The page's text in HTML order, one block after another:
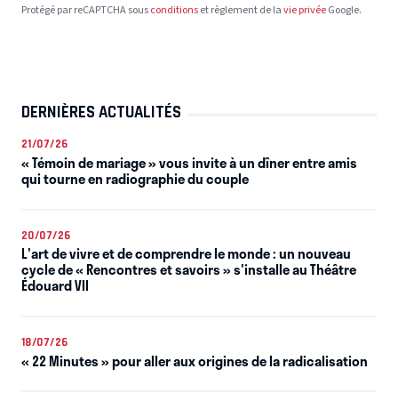
Protégé par reCAPTCHA sousconditionset règlement de lavie privéeGoogle.
DERNIÈRES ACTUALITÉS
21/07/26
« Témoin de mariage » vous invite à un dîner entre amis
qui tourne en radiographie du couple
20/07/26
L'art de vivre et de comprendre le monde : un nouveau
cycle de « Rencontres et savoirs » s'installe au Théâtre
Édouard VII
18/07/26
« 22 Minutes » pour aller aux origines de la radicalisation